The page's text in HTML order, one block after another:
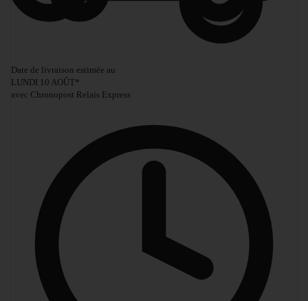
Date de livraison estimée au
LUNDI 10 AOÛT*
avec Chronopost Relais Express